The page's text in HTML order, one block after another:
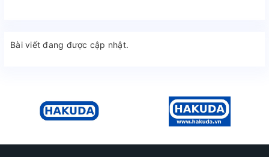
Bài viết đang được cập nhật.